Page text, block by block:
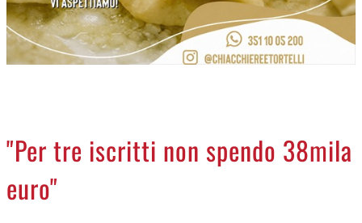
ACCEDI
"Per tre iscritti non spendo 38mila
euro"